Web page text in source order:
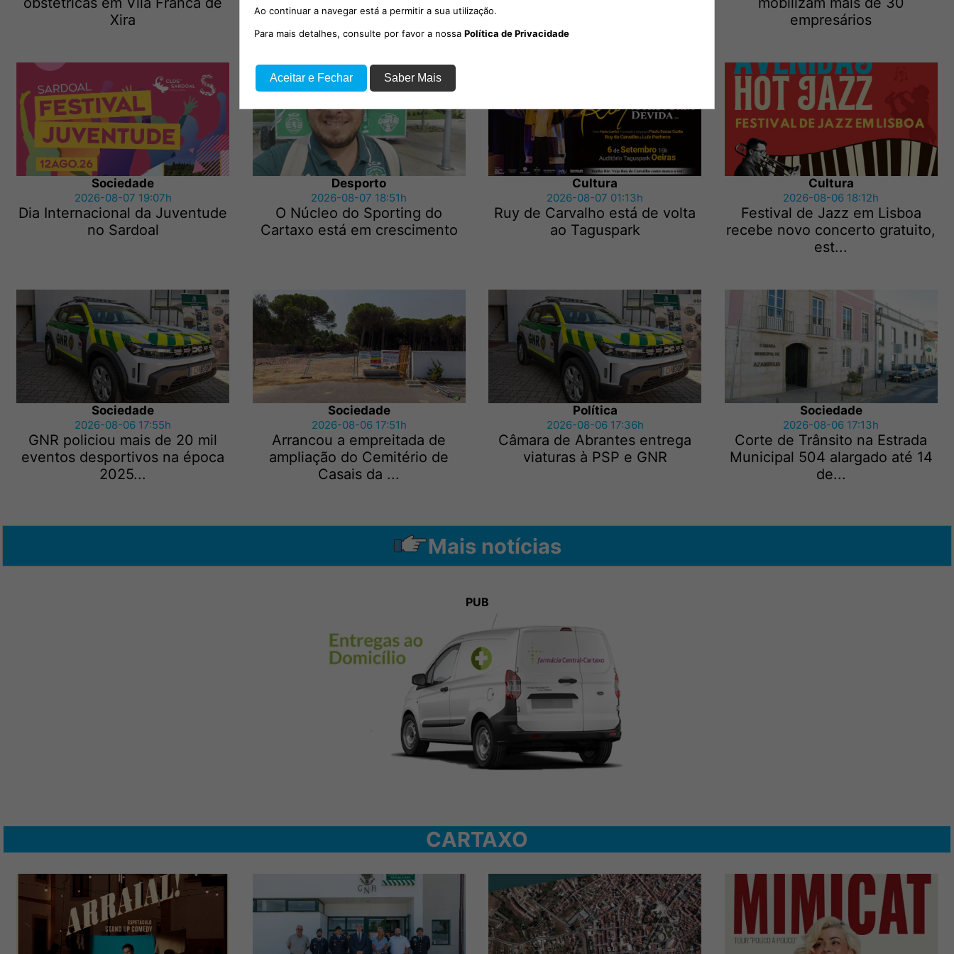
Xira
empresários
Sociedade
2026-08-07 19:07h
Dia Internacional da Juventude
no Sardoal
Desporto
2026-08-07 18:51h
O Núcleo do Sporting do
Cartaxo está em crescimento
Cultura
2026-08-07 01:13h
Ruy de Carvalho está de volta
ao Taguspark
Cultura
2026-08-06 18:12h
Festival de Jazz em Lisboa
recebe novo concerto gratuito,
est...
Sociedade
2026-08-06 17:55h
GNR policiou mais de 20 mil
eventos desportivos na época
2025...
Sociedade
2026-08-06 17:51h
Arrancou a empreitada de
ampliação do Cemitério de
Casais da ...
Política
2026-08-06 17:36h
Câmara de Abrantes entrega
viaturas à PSP e GNR
Sociedade
2026-08-06 17:13h
Corte de Trânsito na Estrada
Municipal 504 alargado até 14
de...
Mais notícias
PUB
CARTAXO
Ao continuar a navegar está a permitir a sua utilização.
Para mais detalhes, consulte por favor a nossa Política de Privacidade
Aceitar e Fechar Saber Mais